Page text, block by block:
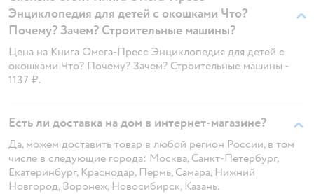
Энциклопедия для детей с окошками Что?
Почему? Зачем? Строительные машины?
Цена на Книга Омега-Пресс Энциклопедия для детей с
окошками Что? Почему? Зачем? Строительные машины -
1137 ₽.
Есть ли доставка на дом в интернет-магазине?
Да, можем доставить товар в любой регион России, в том
числе в следующие города: Москва, Санкт-Петербург,
Екатеринбург, Краснодар, Пермь, Самара, Нижний
Новгород, Воронеж, Новосибирск, Казань.